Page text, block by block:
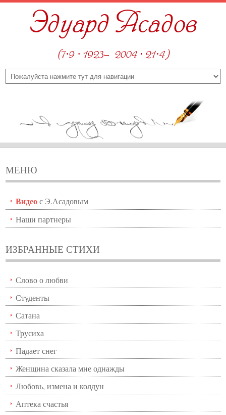
Эдуард Асадов
(7·9 · 1923—2004 · 21·4)
МЕНЮ
Видеос Э.Асадовым
Наши партнеры
ИЗБРАННЫЕ СТИХИ
Слово о любви
Студенты
Сатана
Трусиха
Падает снег
Женщина сказала мне однажды
Любовь, измена и колдун
Аптека счастья